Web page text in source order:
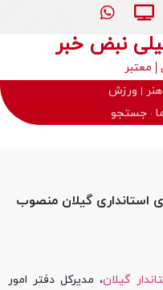
نبض خبر
معتبر
ورزش
جستجو
استانداری گیلان منصوب
گیلان، مدیرکل دفتر امور